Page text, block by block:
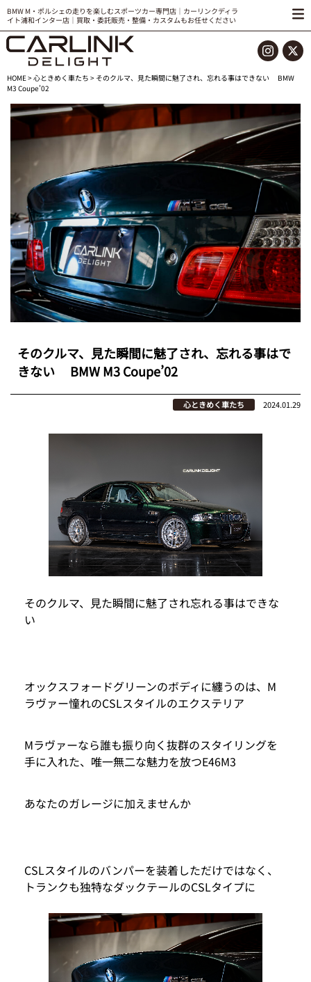
BMW M・ポルシェの走りを楽しむスポーツカー専門店｜カーリンクディラ
イト浦和インター店｜買取・委託販売・整備・カスタムもお任せください
HOME>心ときめく車たち > そのクルマ、見た瞬間に魅了され、忘れる事はできない BMW
M3 Coupe’02
そのクルマ、見た瞬間に魅了され、忘れる事はで
きない BMW M3 Coupe’02
心ときめく車たち 2024.01.29
そのクルマ、見た瞬間に魅了され忘れる事はできな
い
オックスフォードグリーンのボディに纏うのは、M
ラヴァー憧れのCSLスタイルのエクステリア
Mラヴァーなら誰も振り向く抜群のスタイリングを
手に入れた、唯一無二な魅力を放つE46M3
あなたのガレージに加えませんか
CSLスタイルのバンパーを装着しただけではなく、
トランクも独特なダックテールのCSLタイプに